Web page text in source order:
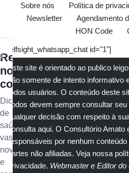
Sobre nós Política de
Newsletter
Agendamento
HON Code
[elfsight_whatsapp_chat id="1"]
Este site é orientado ao publico
são somente de intento informativo
todos usuários. O conteúdo deste
Todos devem sempre consultar seu
qualquer decisão com respeito à
consulta aqui. O Consultório Amato
responsáveis por nenhum
partes não afiliadas. Veja nossa
privacidade. Webmaster e Editor do
Receba
nossos
conteúdos
Dicas
de
saúde
vascular,
novidades
e